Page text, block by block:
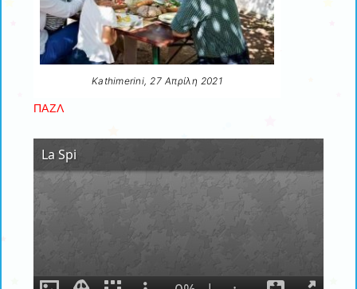
Kathimerini, 27 Απρίλη 2021
ΠΑΖΛ